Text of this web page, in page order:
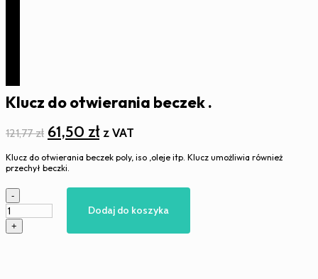
Klucz do otwierania beczek .
121,77zł Pierwotna
cena
wynosiła:
121,77 zł.
61,50 złAktualna
cena
61,50 zł.
z VAT
Klucz do otwierania beczek poly, iso ,oleje itp. Klucz umożliwia również
przechył beczki.
ilość
Klucz
do
otwierania
-
+
Dodaj do koszyka